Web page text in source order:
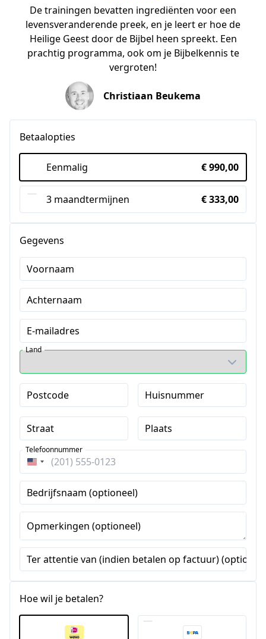
De trainingen bevatten ingrediënten voor een
levensveranderende preek, en je leert er hoe de
Heilige Geest door de Bijbel heen spreekt. Een
prachtig programma, ook om je Bijbelkennis te
vergroten!
Christiaan Beukema
Betaalopties
Eenmalig € 990,00
3 maandtermijnen € 333,00
Gegevens
Voornaam
Achternaam
E-mailadres
Land
Postcode Huisnummer
Straat Plaats
Verenigde
Staten
+1
Telefoonnummer
Bedrijfsnaam (optioneel)
Opmerkingen (optioneel)
Ter attentie van (indien betalen op factuur)
Hoe wil je betalen?